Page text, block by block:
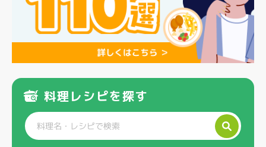
料理レシピを探す